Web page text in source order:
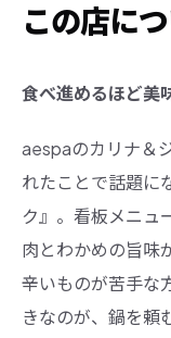
この店に
食べ進めるほど美
aespaのカリナ＆
れたことで話題に
ク』。看板メニュ
肉とわかめの旨味
辛いものが苦手な
きなのが、鍋を頼